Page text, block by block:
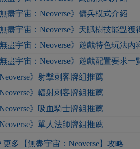
無盡宇宙：Neoverse》傭兵模式介紹
無盡宇宙：Neoverse》天賦樹技能點獲
無盡宇宙：Neoverse》遊戲特色玩法內
無盡宇宙：Neoverse》遊戲配置要求一
Neoverse》射擊刺客牌組推薦
Neoverse》輻射刺客牌組推薦
Neoverse》吸血騎士牌組推薦
Neoverse》單人法師牌組推薦
更多【無盡宇宙：Neoverse】攻略